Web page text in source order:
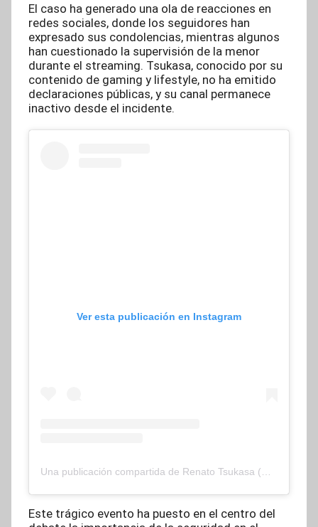
El caso ha generado una ola de reacciones en
redes sociales, donde los seguidores han
expresado sus condolencias, mientras algunos
han cuestionado la supervisión de la menor
durante el streaming. Tsukasa, conocido por su
contenido de gaming y lifestyle, no ha emitido
declaraciones públicas, y su canal permanece
inactivo desde el incidente.
Ver esta publicación en Instagram
Este trágico evento ha puesto en el centro del